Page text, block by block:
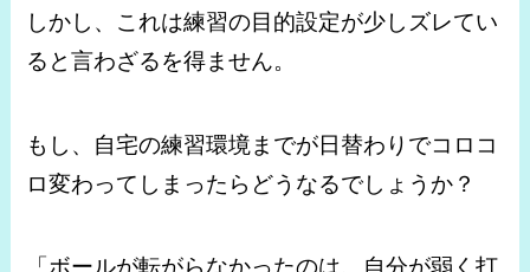
しかし、これは練習の目的設定が少しズレてい
ると言わざるを得ません。
もし、自宅の練習環境までが日替わりでコロコ
ロ変わってしまったらどうなるでしょうか？